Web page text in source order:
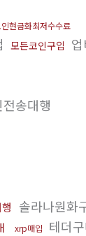
현금화최저수수료
모든코인구입
송대행
솔라나원화
xrp매입 테더